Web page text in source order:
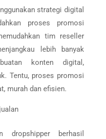
strategi digital
proses promosi
tim reseller
lebih banyak
konten digital,
Tentu, proses promosi
murah dan efisien.
berhasil